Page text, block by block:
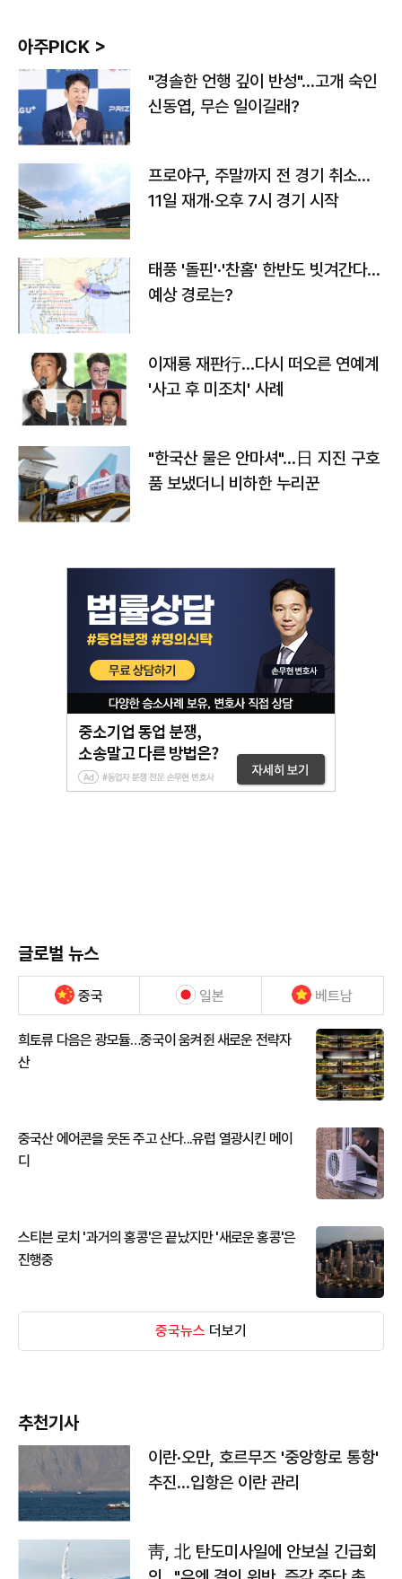
아주PICK >
"경솔한 언행 깊이 반성"…고개 숙인
신동엽, 무슨 일이길래?
프로야구, 주말까지 전 경기 취소…
11일 재개·오후 7시 경기 시작
태풍 '돌핀'·'찬홈' 한반도 빗겨간다…
예상 경로는?
이재룡 재판行…다시 떠오른 연예계
'사고 후 미조치' 사례
"한국산 물은 안마셔"…日 지진 구호
품 보냈더니 비하한 누리꾼
글로벌 뉴스
중국 일본 베트남
희토류 다음은 광모듈…중국이 움켜쥔 새로운 전략자
산
중국산 에어콘을 웃돈 주고 산다...유럽 열광시킨 메이
디
스티븐 로치 '과거의 홍콩'은 끝났지만 '새로운 홍콩'은
진행중
중국뉴스 더보기
추천기사
이란·오만, 호르무즈 '중앙항로 통항'
추진…입항은 이란 관리
靑, 北 탄도미사일에 안보실 긴급회